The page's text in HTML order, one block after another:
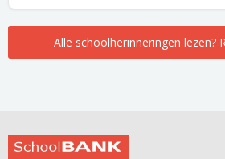
Alle schoolherinneringen lezen?